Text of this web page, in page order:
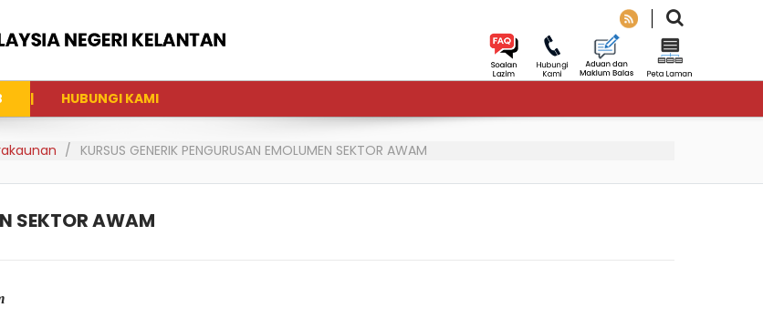
HUBUNGI KAMI
KURSUS GENERIK PENGURUSAN EMOLUMEN SEKTOR AWAM
SEKTOR AWAM